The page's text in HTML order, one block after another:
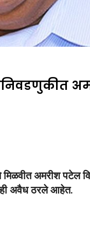
अमरीश पटेल
ही अवैध ठरले आहेत.